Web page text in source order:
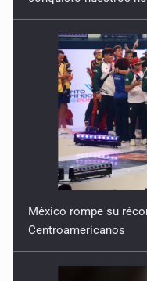
México rompe su
Centroamericanos